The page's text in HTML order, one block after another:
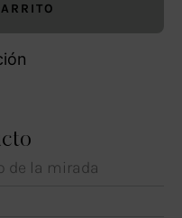
de la mirada